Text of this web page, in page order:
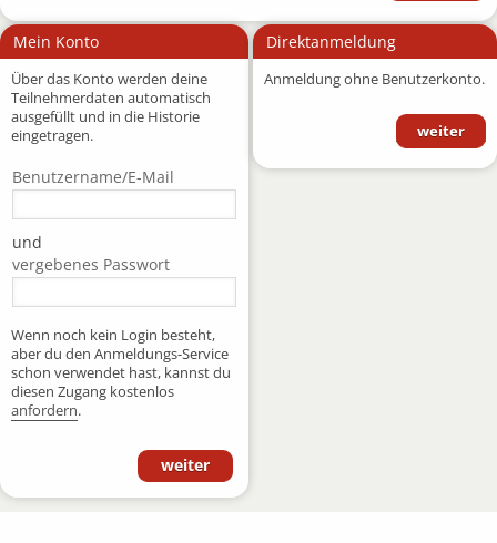
Mein Konto
Über das Konto werden deine
Teilnehmerdaten automatisch
ausgefüllt und in die Historie
eingetragen.
Benutzername/E-Mail
und
vergebenes Passwort
Wenn noch kein Login besteht,
aber du den Anmeldungs-Service
schon verwendet hast, kannst du
diesen Zugang kostenlos
anfordern.
Direktanmeldung
Anmeldung ohne Benutzerkonto.
weiter